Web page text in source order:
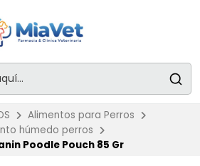
Alimentos para Perros
húmedo perros
Poodle Pouch 85 Gr